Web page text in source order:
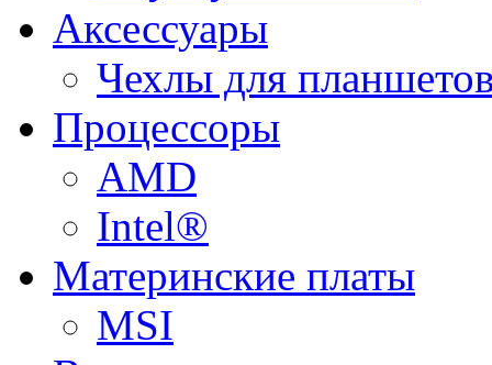
Аксессуары
Чехлы для
Процессоры
AMD
Intel®
Материнские платы
MSI